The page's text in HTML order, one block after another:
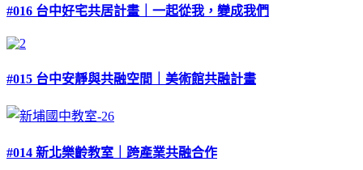
#016 台中好宅共居計畫｜一起從我，變成我們
#015 台中安靜與共融空間｜美術館共融計畫
#014 新北樂齡教室｜跨產業共融合作